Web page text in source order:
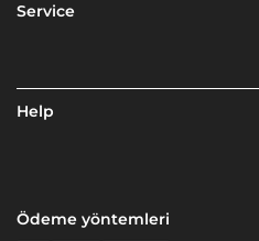
Service
Help
Ödeme yöntemleri